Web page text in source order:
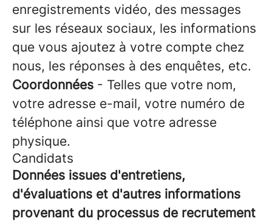
enregistrements vidéo, des messages
sur les réseaux sociaux, les informations
que vous ajoutez à votre compte chez
nous, les réponses à des enquêtes, etc.
Coordonnées - Telles que votre nom,
votre adresse e-mail, votre numéro de
téléphone ainsi que votre adresse
physique.
Candidats
Données issues d'entretiens,
d'évaluations et d'autres informations
provenant du processus de recrutement